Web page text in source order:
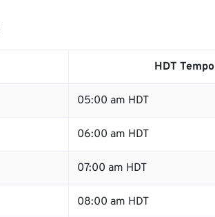
HDT Tempo
05:00 am HDT
06:00 am HDT
07:00 am HDT
08:00 am HDT